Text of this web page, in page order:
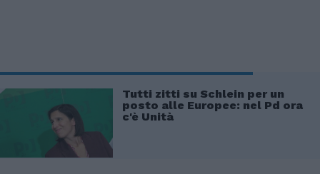
Tutti zitti su Schlein per un
posto alle Europee: nel Pd ora
c'è Unità